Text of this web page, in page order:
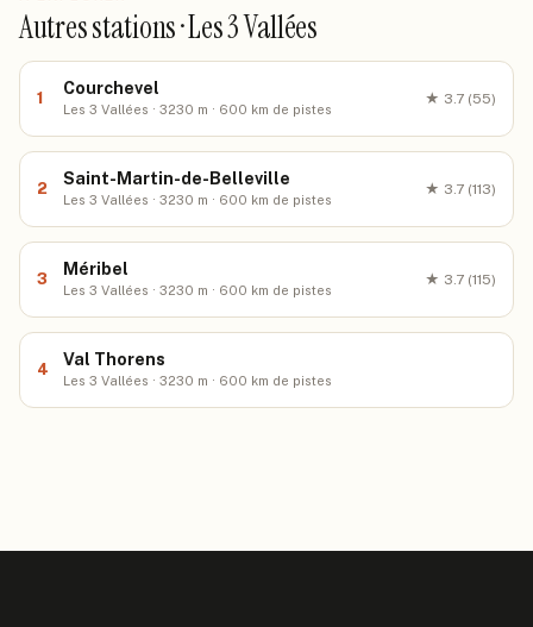
Autres stations · Les 3 Vallées
1
Courchevel
Les 3 Vallées · 3230 m · 600 km de pistes
★ 3.7 (55)
2
Saint-Martin-de-Belleville
Les 3 Vallées · 3230 m · 600 km de pistes
★ 3.7 (113)
3
Méribel
Les 3 Vallées · 3230 m · 600 km de pistes
★ 3.7 (115)
4
Val Thorens
Les 3 Vallées · 3230 m · 600 km de pistes